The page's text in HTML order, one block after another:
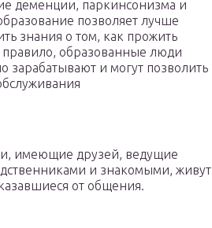
деменции, паркинсонизма и
позволяет лучше
знания о том, как прожить
образованные люди
зарабатывают и могут позволить
имеющие друзей, ведущие
и знакомыми, живут
от общения.